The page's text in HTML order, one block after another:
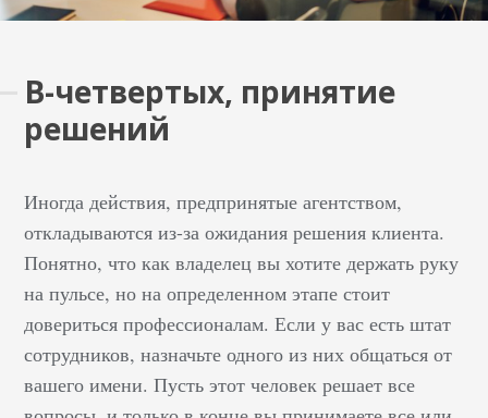
по якорному тексту,
Обеспечивают…
В-четвертых, принятие
решений
Иногда действия, предпринятые агентством,
откладываются из-за ожидания решения клиента.
Понятно, что как владелец вы хотите держать руку
на пульсе, но на определенном этапе стоит
довериться профессионалам. Если у вас есть штат
сотрудников, назначьте одного из них общаться от
вашего имени. Пусть этот человек решает все